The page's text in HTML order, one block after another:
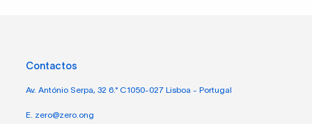
Contactos
Av. António Serpa, 32 6.° C1050-027 Lisboa - Portugal
E. zero@zero.ong